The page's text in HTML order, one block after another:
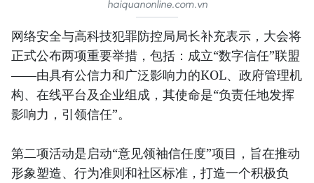
haiquanonline.com.vn
网络安全与高科技犯罪防控局局长补充表示，大会将
正式公布两项重要举措，包括：成立“数字信任”联盟
——由具有公信力和广泛影响力的KOL、政府管理机
构、在线平台及企业组成，其使命是“负责任地发挥
影响力，引领信任”。
第二项活动是启动“意见领袖信任度”项目，旨在推动
形象塑造、行为准则和社区标准，打造一个积极负